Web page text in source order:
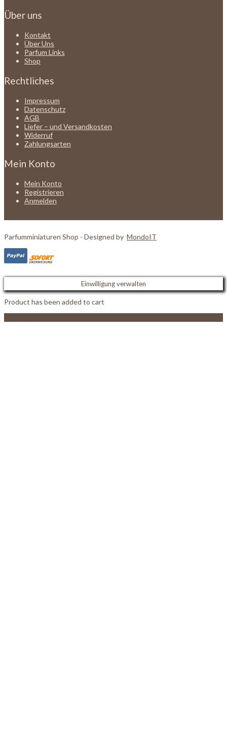
Über uns
Kontakt
Über Uns
Parfum Links
Shop
Rechtliches
Impressum
Datenschutz
AGB
Liefer – und Versandkosten
Widerruf
Zahlungsarten
Mein Konto
Mein Konto
Registrieren
Anmelden
Parfumminiaturen Shop - Designed by MondoIT
Einwilligung verwalten
Product has been added to cart